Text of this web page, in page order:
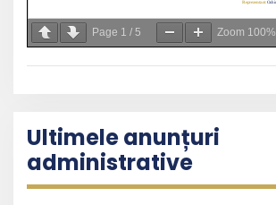
Page 1 / 5 Zoom 100%
Ultimele anunțuri
administrative